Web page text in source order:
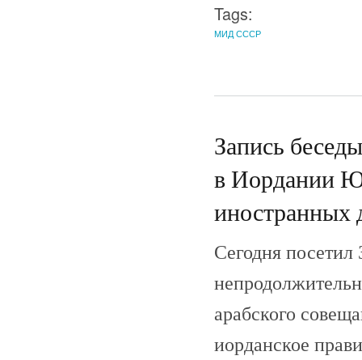
Tags:
МИД СССР
Запись
в Иордании
иностранных
Сегодня
арабского
иорданское